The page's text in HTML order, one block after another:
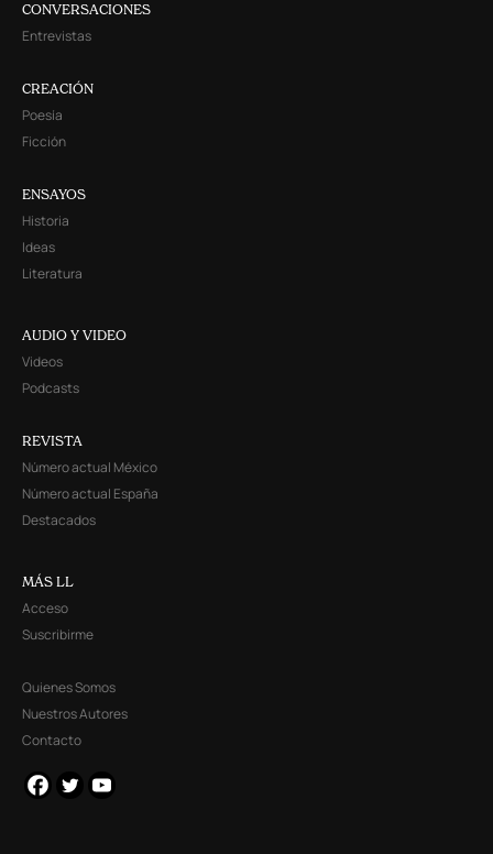
CONVERSACIONES
Entrevistas
CREACIÓN
Poesía
Ficción
ENSAYOS
Historia
Ideas
Literatura
AUDIO Y VIDEO
Videos
Podcasts
REVISTA
Número actual México
Número actual España
Destacados
MÁS LL
Acceso
Suscribirme
Quienes Somos
Nuestros Autores
Contacto